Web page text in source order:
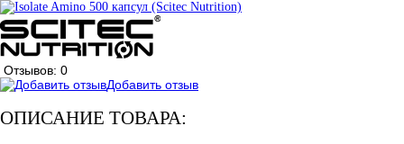
Отзывов: 0
Добавить отзыв
ОПИСАНИЕ ТОВАРА: